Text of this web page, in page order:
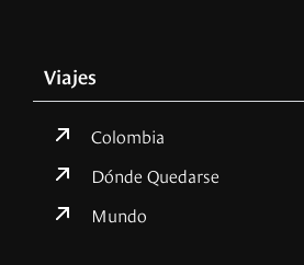
Viajes
Colombia
Dónde Quedarse
Mundo